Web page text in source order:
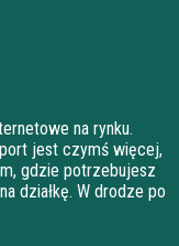
na rynku.
jest czymś więcej,
gdzie potrzebujesz
działkę. W drodze po